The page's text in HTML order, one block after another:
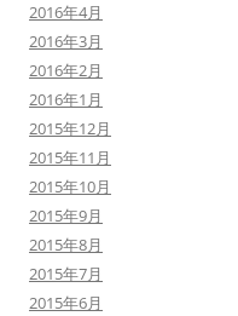
2016年4月
2016年3月
2016年2月
2016年1月
2015年12月
2015年11月
2015年10月
2015年9月
2015年8月
2015年7月
2015年6月